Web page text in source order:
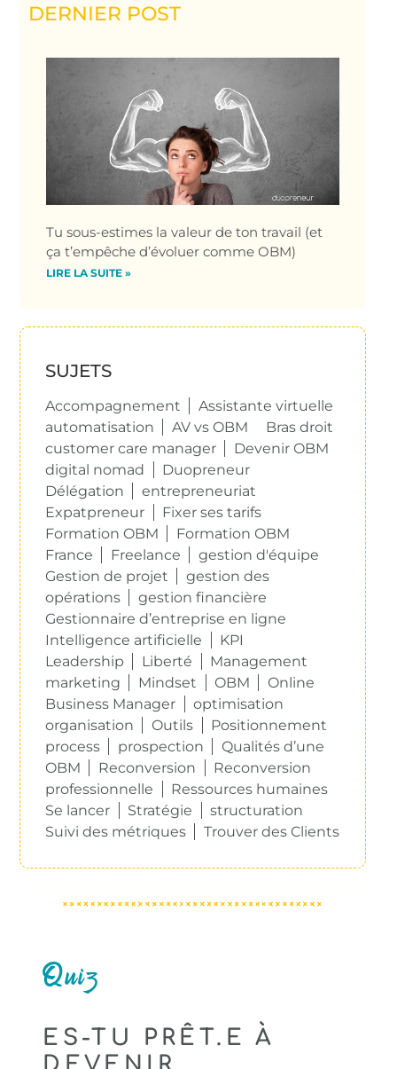
DERNIER POST
Tu sous-estimes la valeur de ton travail (et
ça t’empêche d’évoluer comme OBM)
LIRE LA SUITE »
SUJETS
Accompagnement
Assistante virtuelle
automatisation
AV vs OBM
Bras droit
customer care manager
Devenir OBM
digital nomad
Duopreneur
Délégation
entrepreneuriat
Expatpreneur
Fixer ses tarifs
Formation OBM
Formation OBM
France
Freelance
gestion d'équipe
Gestion de projet
gestion des
opérations
gestion financière
Gestionnaire d’entreprise en ligne
Intelligence artificielle
KPI
Leadership
Liberté
Management
marketing
Mindset OBM
Online
Business Manager
optimisation
organisation
Outils
Positionnement
process
prospection
Qualités d’une
OBM
Reconversion
Reconversion
professionnelle
Ressources humaines
Se lancer
Stratégie
structuration
Suivi des métriques
Trouver des Clients
Quiz
ES-TU PRÊT.E À